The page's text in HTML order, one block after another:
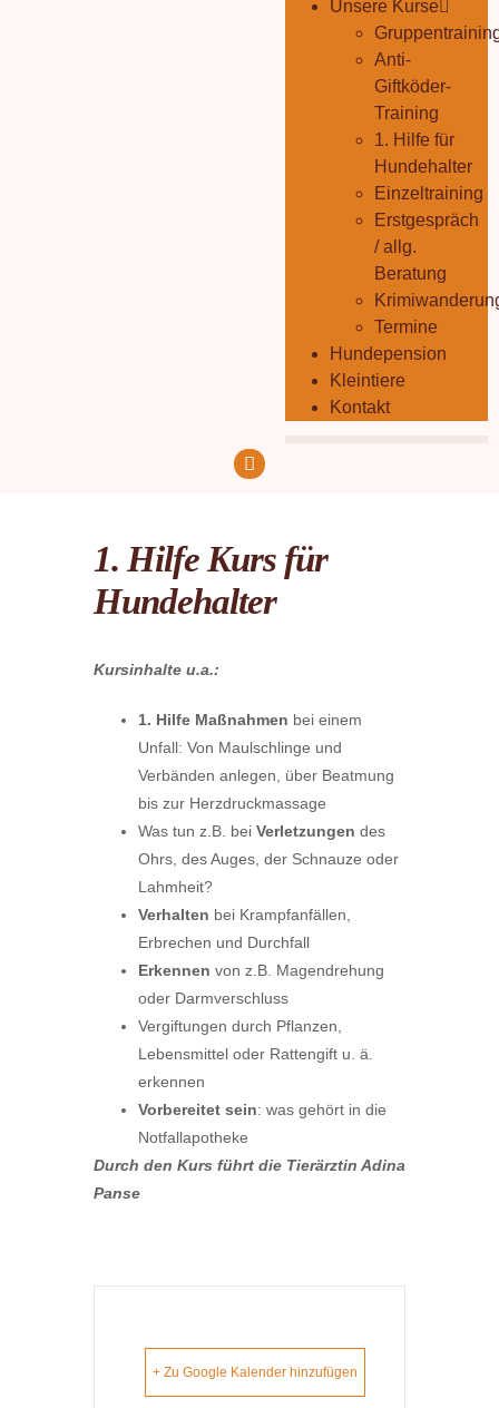
Unsere Kurse
Anti-
Giftköder-
Training
1. Hilfe für
Hundehalter
Einzeltraining
Erstgespräch
/ allg.
Beratung
Termine
Hundepension
Kleintiere
Kontakt
1. Hilfe Kurs für
Hundehalter
Kursinhalte u.a.:
1. Hilfe Maßnahmen bei einem
Unfall: Von Maulschlinge und
Verbänden anlegen, über Beatmung
bis zur Herzdruckmassage
Was tun z.B. bei Verletzungen des
Ohrs, des Auges, der Schnauze oder
Lahmheit?
Verhalten bei Krampfanfällen,
Erbrechen und Durchfall
Erkennen von z.B. Magendrehung
oder Darmverschluss
Vergiftungen durch Pflanzen,
Lebensmittel oder Rattengift u. ä.
erkennen
Vorbereitet sein: was gehört in die
Notfallapotheke
Durch den Kurs führt die Tierärztin Adina
Panse
+ Zu Google Kalender hinzufügen